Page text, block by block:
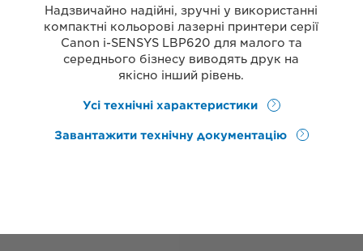
Надзвичайно надійні, зручні у використанні
компактні кольорові лазерні принтери серії
Canon i-SENSYS LBP620 для малого та
середнього бізнесу виводять друк на
якісно інший рівень.
Усі технічні характеристики
Завантажити технічну документацію